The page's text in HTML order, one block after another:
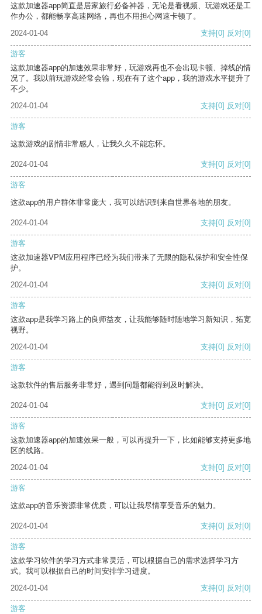
这款加速器app简直是居家旅行必备神器，无论是看视频、玩游戏还是工
作办公，都能畅享高速网络，再也不用担心网速卡顿了。
2024-01-04
支持[0] 反对[0]
游客
这款加速器app的加速效果非常好，玩游戏再也不会出现卡顿、掉线的情
况了。我以前玩游戏经常会输，现在有了这个app，我的游戏水平提升了
不少。
2024-01-04
支持[0] 反对[0]
游客
这款游戏的剧情非常感人，让我久久不能忘怀。
2024-01-04 支持[0] 反对[0]
游客
这款app的用户群体非常庞大，我可以结识到来自世界各地的朋友。
2024-01-04 支持[0] 反对[0]
游客
这款加速器VPM应用程序已经为我们带来了无限的隐私保护和安全性保
护。
2024-01-04
支持[0] 反对[0]
游客
这款app是我学习路上的良师益友，让我能够随时随地学习新知识，拓宽
视野。
2024-01-04
支持[0] 反对[0]
游客
这款软件的售后服务非常好，遇到问题都能得到及时解决。
2024-01-04 支持[0] 反对[0]
游客
这款加速器app的加速效果一般，可以再提升一下，比如能够支持更多地
区的线路。
2024-01-04
支持[0] 反对[0]
游客
这款app的音乐资源非常优质，可以让我尽情享受音乐的魅力。
2024-01-04 支持[0] 反对[0]
游客
这款学习软件的学习方式非常灵活，可以根据自己的需求选择学习方
式。我可以根据自己的时间安排学习进度。
2024-01-04
支持[0] 反对[0]
游客